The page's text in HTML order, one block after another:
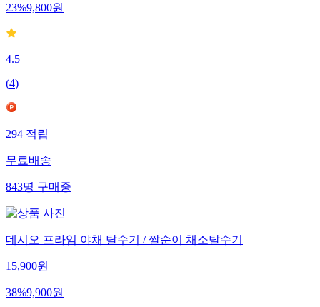
23%9,800원
4.5
(4)
294적립
무료배송
843명구매중
데시오 프라임 야채 탈수기 / 짤순이 채소탈수기
15,900원
38%9,900원